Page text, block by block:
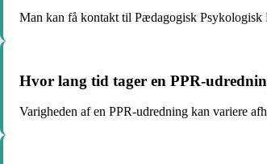
Man kan få kontakt til Pædagogisk Psykologisk
Hvor lang tid tager en PPR-
Varigheden af en PPR-udredning kan variere